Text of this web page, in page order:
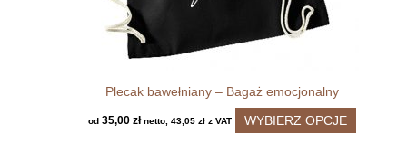
Plecak bawełniany – Bagaż emocjonalny
od 35,00 zł netto, 43,05 złz VAT WYBIERZ OPCJE